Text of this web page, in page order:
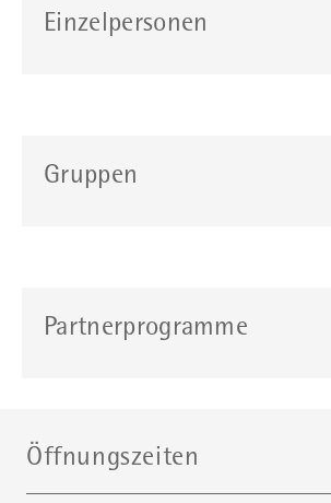
Einzelpersonen
Gruppen
Partnerprogramme
Öffnungszeiten